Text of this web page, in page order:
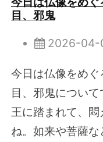
目、邪鬼
2026-04-
今日は仏像をめ
目、邪鬼につい
王に踏まれて、
ね。如来や菩薩